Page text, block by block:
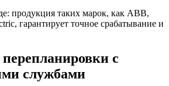
продукция таких марок, как ABB,
гарантирует точное срабатывание и
с
службами